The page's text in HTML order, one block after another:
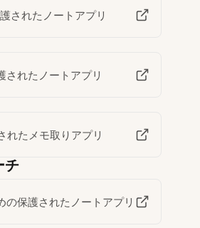
されたノートアプリ
されたノートアプリ
れたメモ取りアプリ
チ
の保護されたノートアプリ